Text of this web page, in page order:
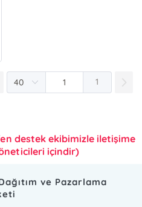
1
destek ekibimizle iletişime
içindir)
ve Pazarlama